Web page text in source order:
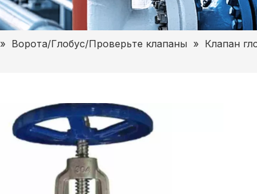
» Ворота/Глобус/Проверьте клапаны » Клапан